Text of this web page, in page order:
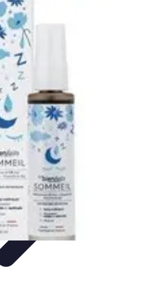
Équipement et Matériel